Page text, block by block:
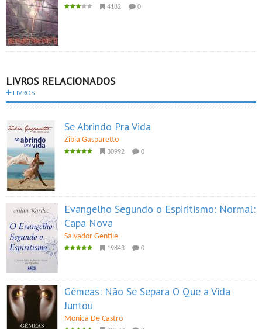
4182 0
LIVROS RELACIONADOS
LIVROS
Se Abrindo Pra Vida
Zibia Gasparetto
30992 0
Evangelho Segundo o Espiritismo: Normal:
Capa Nova
Salvador Gentile
19843 0
Gêmeas: Não Se Separa O Que a Vida
Juntou
Monica De Castro